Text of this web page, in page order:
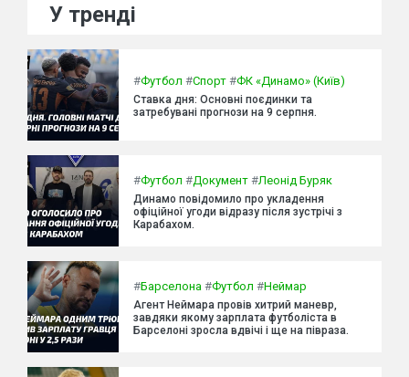
У тренді
#Футбол #Спорт #ФК «Динамо» (Київ)
Ставка дня: Основні поєдинки та
затребувані прогнози на 9 серпня.
#Футбол #Документ #Леонід Буряк
Динамо повідомило про укладення
офіційної угоди відразу після зустрічі з
Карабахом.
#Барселона #Футбол #Неймар
Агент Неймара провів хитрий маневр,
завдяки якому зарплата футболіста в
Барселоні зросла вдвічі і ще на півраза.